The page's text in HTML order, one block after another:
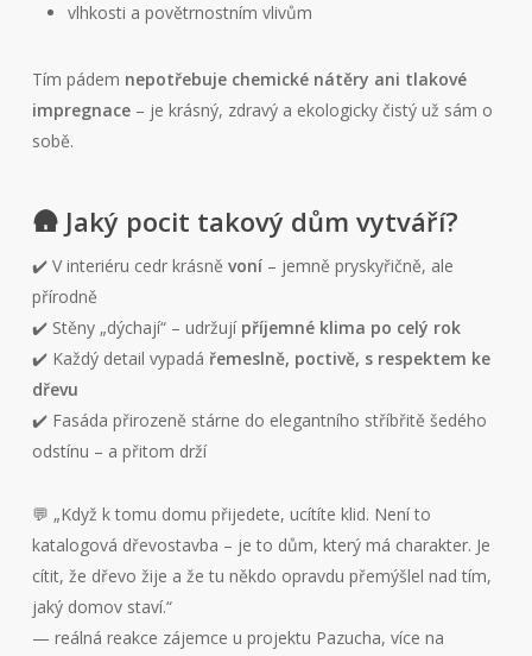
vlhkosti a povětrnostním vlivům
Tím pádem nepotřebuje chemické nátěry ani tlakové
impregnace– je krásný, zdravý a ekologicky čistý už sám o
sobě.
🛖 Jaký pocit takový dům vytváří?
✔️ V interiéru cedr krásně voní– jemně pryskyřičně, ale
přírodně
✔️ Stěny „dýchají“ – udržují příjemné klima po celý rok
✔️ Každý detail vypadá řemeslně, poctivě, s respektem ke
dřevu
✔️ Fasáda přirozeně stárne do elegantního stříbřitě šedého
odstínu – a přitom drží
💬 „Když k tomu domu přijedete, ucítíte klid. Není to
katalogová dřevostavba – je to dům, který má charakter. Je
cítit, že dřevo žije a že tu někdo opravdu přemýšlel nad tím,
jaký domov staví.“
— reálná reakce zájemce u projektu Pazucha, více na